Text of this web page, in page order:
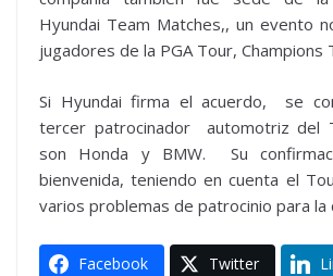
Hyundai Team Matches,, un evento
jugadores de la PGA Tour, Champions
Si Hyundai firma el acuerdo, se
tercer patrocinador automotriz del
son Honda y BMW. Su
bienvenida, teniendo en cuenta el
varios problemas de patrocinio para la
Facebook Twitter